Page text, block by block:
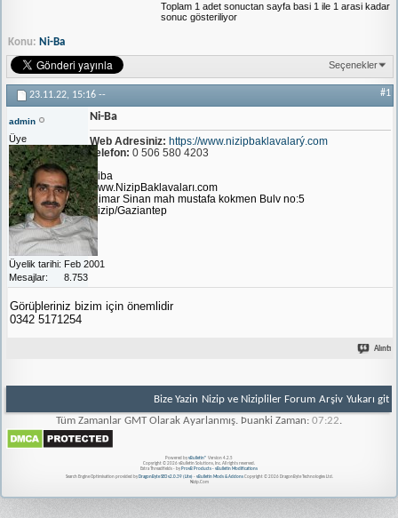
Toplam 1 adet sonuctan sayfa basi 1 ile 1 arasi kadar
sonuc gösteriliyor
Konu: Ni-Ba
Seçenekler
23.11.22, 15:16 -- #1
admin
Üye
Üyelik tarihi Feb 2001
Mesajlar
8.753
Ni-Ba
Web Adresiniz: https://www.nizipbaklavalarý.com
Telefon: 0 506 580 4203
Niba
www.NizipBaklavaları.com
Mimar Sinan mah mustafa kokmen Bulv no:5
Nizip/Gaziantep
Görüþleriniz bizim için önemlidir
0342 5171254
Alıntı
Bize Yazin Nizip ve Nizipliler Forum Arşiv Yukarı git
Tüm Zamanlar GMT Olarak Ayarlanmış. Þuanki Zaman: 07:22.
Powered by vBulletin® Version 4.2.5
Copyright © 2026 vBulletin Solutions, Inc. All rights reserved.
Extra Threadfields - by ProvB Products - vBulletin Modifications
Search Engine Optimisation provided by DragonByte SEO v2.0.39 (Lite)- vBulletin Mods & AddonsCopyright © 2026 DragonByte Technologies Ltd.
Nizip.Com